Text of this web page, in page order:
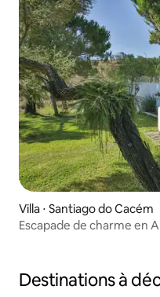
Villa ⋅ Santiago do Cacém
Escapade de charme en
Destinations à